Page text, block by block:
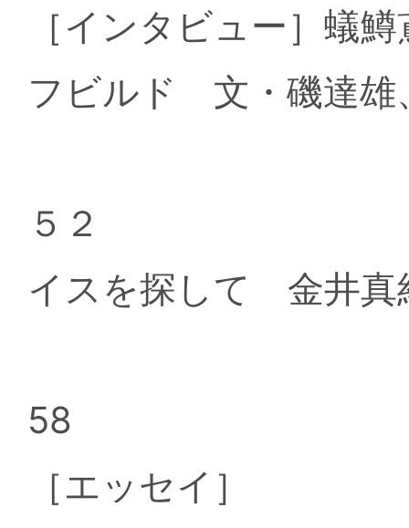
［インタビュー］蟻
フビルド 文・磯達雄
５２
イスを探して 金井真
58
［エッセイ］